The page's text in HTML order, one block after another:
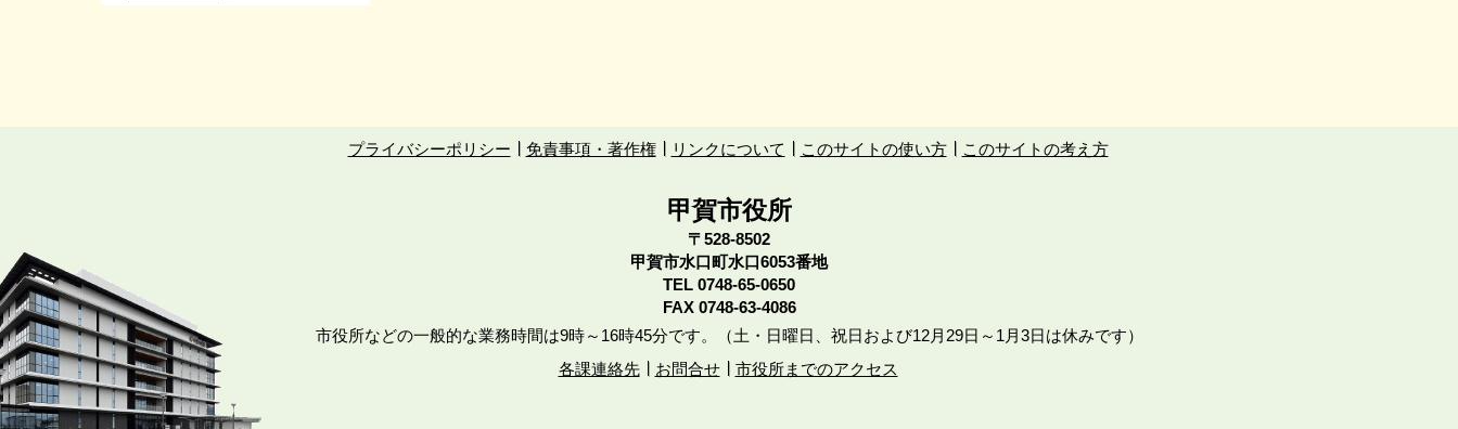
プライバシーポリシー 免責事項・著作権 リンクについて このサイトの使い方 このサイトの考え方
甲賀市役所
〒528-8502
甲賀市水口町水口6053番地
TEL 0748-65-0650
FAX 0748-63-4086
市役所などの一般的な業務時間は9時～16時45分です。（土・日曜日、祝日および12月29日～1月3日は休みです）
各課連絡先
お問合せ 市役所までのアクセス